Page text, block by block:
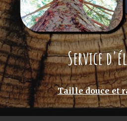
Service
Taille douce et